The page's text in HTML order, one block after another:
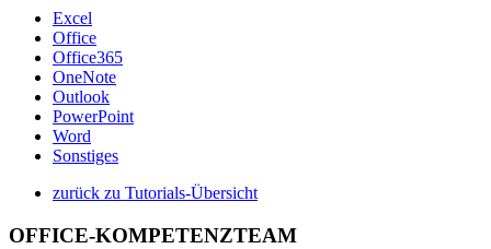
Excel
Office
Office365
OneNote
Outlook
PowerPoint
Word
Sonstiges
zurück zu Tutorials-Übersicht
OFFICE-KOMPETENZTEAM